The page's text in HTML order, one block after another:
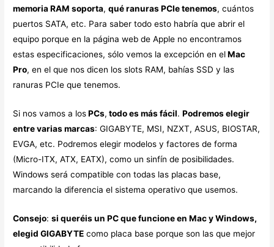
memoria RAM soporta,qué ranuras PCIe tenemos, cuántos
puertos SATA, etc. Para saber todo esto habría que abrir el
equipo porque en la página web de Apple no encontramos
estas especificaciones, sólo vemos la excepción en elMac
Pro, en el que nos dicen los slots RAM, bahías SSD y las
ranuras PCIe que tenemos.
Si nos vamos a losPCs, todo es más fácil.Podremos elegir
entre varias marcas: GIGABYTE, MSI, NZXT, ASUS, BIOSTAR,
EVGA, etc. Podremos elegir modelos y factores de forma
(Micro-ITX, ATX, EATX), como un sinfín de posibilidades.
Windows será compatible con todas las placas base,
marcando la diferencia el sistema operativo que usemos.
Consejo:si queréis un PC que funcione en Mac y Windows,
elegid GIGABYTE como placa base porque son las que mejor